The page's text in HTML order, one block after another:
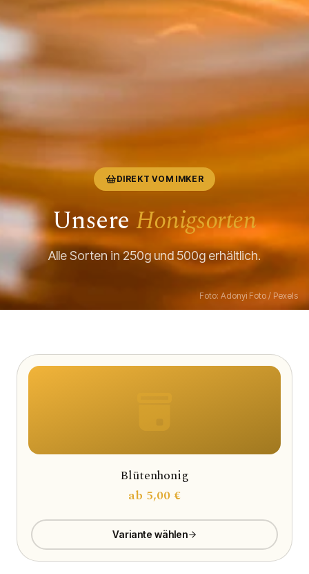
Foto: Adonyi Foto / Pexels
DIREKT VOM IMKER
Unsere Honigsorten
Alle Sorten in 250g und 500g erhältlich.
Blütenhonig
ab 5,00 €
Variante wählen